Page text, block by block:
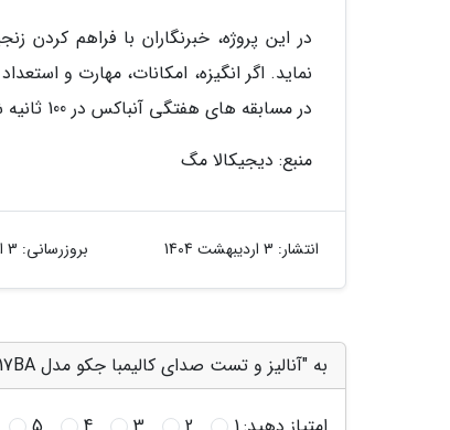
در این پروژه، خبرنگاران با فراهم
نماید. اگر انگیزه، امکانات، مهارت و
در مسابقه های هفتگی آنباکس در 100 ثانیه شرکت کنید. ما همه ویدیوها را آنالیز و استعدادها را شناسایی می کنیم.
منبع: دیجیکالا مگ
انتشار: 3 اردیبهشت 1404 بروزرسانی: 3 اردیبهشت 1404
به "آنالیز و تست صدای کالیمبا جکو مدل K17BA" امتیاز دهید